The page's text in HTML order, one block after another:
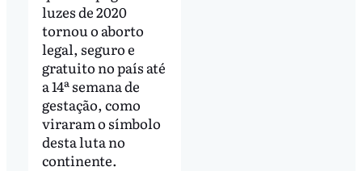
luzes de 2020
tornou o aborto
legal, seguro e
gratuito no país até
a 14ª semana de
gestação, como
viraram o símbolo
desta luta no
continente.